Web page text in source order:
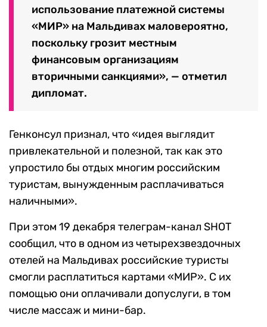
использование платежной системы
«МИР» на Мальдивах маловероятно,
поскольку грозит местным
финансовым организациям
вторичными санкциями», — отметил
дипломат.
Генконсул признал, что «идея выглядит
привлекательной и полезной, так как это
упростило бы отдых многим российским
туристам, вынужденным расплачиваться
наличными».
При этом 19 декабря телеграм-канал SHOT
сообщил, что в одном из четырехзвездочных
отелей на Мальдивах российские туристы
смогли расплатиться картами «МИР». С их
помощью они оплачивали допуслуги, в том
числе массаж и мини-бар.